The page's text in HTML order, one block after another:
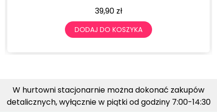
39,90 zł
DODAJ DO KOSZYKA
W hurtowni stacjonarnie można dokonać zakupów
detalicznych, wyłącznie w piątki od godziny 7:00-14:30